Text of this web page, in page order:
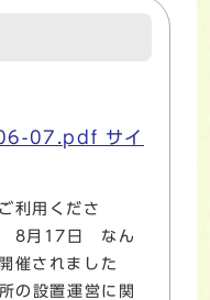
07.pdf サイ
利用くださ
8月17日 なん
催されました
設置運営に関